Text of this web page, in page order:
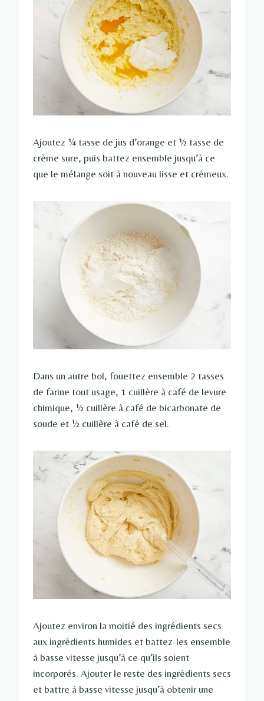
Ajoutez ¼ tasse de jus d’orange et ½ tasse de
crème sure, puis battez ensemble jusqu’à ce
que le mélange soit à nouveau lisse et crémeux.
Dans un autre bol, fouettez ensemble 2 tasses
de farine tout usage, 1 cuillère à café de levure
chimique, ½ cuillère à café de bicarbonate de
soude et ½ cuillère à café de sel.
Ajoutez environ la moitié des ingrédients secs
aux ingrédients humides et battez-les ensemble
à basse vitesse jusqu’à ce qu’ils soient
incorporés. Ajouter le reste des ingrédients secs
et battre à basse vitesse jusqu’à obtenir une